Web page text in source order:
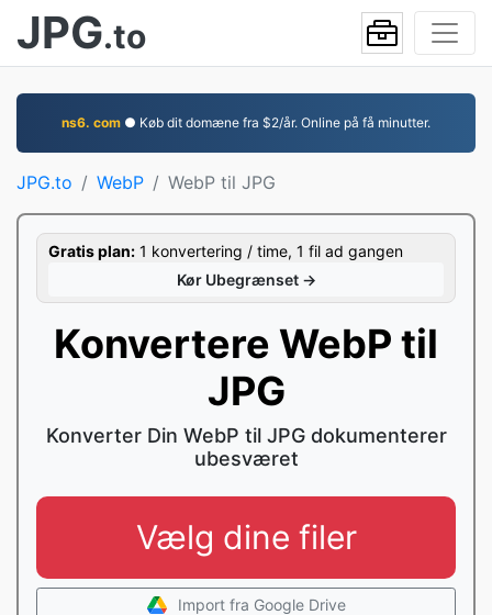
JPG.to
ns6. com ● Køb dit domæne fra $2/år. Online på få minutter.
JPG.to WebP WebP til JPG
Gratis plan: 1 konvertering / time, 1 fil ad gangen
Kør Ubegrænset →
Konvertere WebP til
JPG
Konverter Din WebP til JPG dokumenterer
ubesværet
Vælg dine filer
Import fra Google Drive